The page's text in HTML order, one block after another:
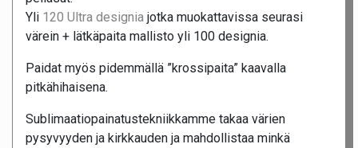
Yli 120 Ultra designia jotka muokattavissa seurasi
värein + lätkäpaita mallisto yli 100 designia.
Paidat myös pidemmällä ”krossipaita” kaavalla
pitkähihaisena.
Sublimaatiopainatustekniikkamme takaa värien
pysyvyyden ja kirkkauden ja mahdollistaa minkä